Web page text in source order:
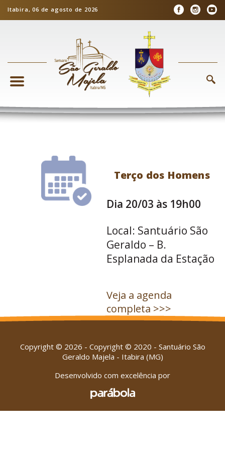
Itabira, 06 de agosto de 2026
Terço dos Homens
Dia 20/03 às 19h00
Local: Santuário São
Geraldo – B.
Esplanada da Estação
Veja a agenda
completa >>>
Copyright © 2026 - Copyright © 2020 - Santuário São
Geraldo Majela - Itabira (MG)
Desenvolvido com excelência por